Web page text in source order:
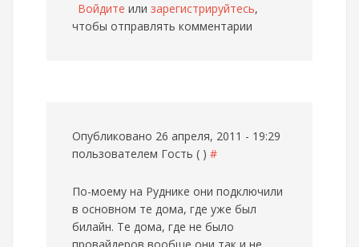
Войдите или зарегистрируйтесь,
чтобы отправлять комментарии
Опубликовано 26 апреля, 2011 - 19:29
пользователем Гость ( ) #
По-моему на Руднике они подключили
в основном те дома, где уже был
билайн. Те дома, где не было